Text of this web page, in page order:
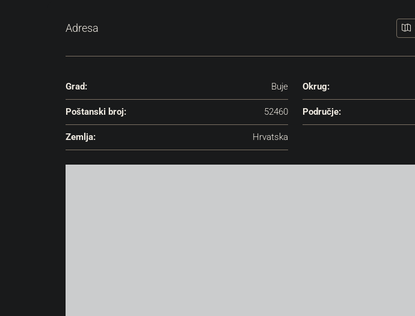
Adresa
Grad: Buje Okrug:
Poštanski broj: 52460 Područje:
Zemlja: Hrvatska